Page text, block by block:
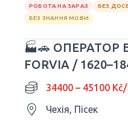
РОБОТА НА ЗАРАЗ
БЕЗ
БЕЗ ЗНАННЯ МОВИ
🏭🚗 ОПЕРАТОР
FORVIA /
34400 – 45100
Чехія, Пісек